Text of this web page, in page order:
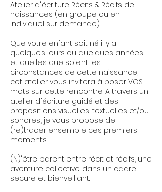
Atelier d'écriture Récits & Récifs de
naissances (en groupe ou en
individuel sur demande)
Que votre enfant soit né il y a
quelques jours ou quelques années,
et quelles que soient les
circonstances de cette naissance,
cet atelier vous invitera à poser VOS
mots sur cette rencontre. A travers un
atelier d'écriture guidé et des
propositions visuelles, textuelles et/ou
sonores, je vous propose de
(re)tracer ensemble ces premiers
moments.
(N)'être parent entre récit et récifs, une
aventure collective dans un cadre
secure et bienveillant.